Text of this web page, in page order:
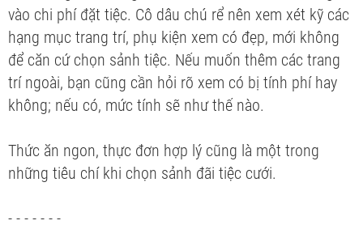
vào chi phí đặt tiệc. Cô dâu chú rể nên xem xét kỹ các
hạng mục trang trí, phụ kiện xem có đẹp, mới không
để căn cứ chọn sảnh tiệc. Nếu muốn thêm các trang
trí ngoài, bạn cũng cần hỏi rõ xem có bị tính phí hay
không; nếu có, mức tính sẽ như thế nào.
Thức ăn ngon, thực đơn hợp lý cũng là một trong
những tiêu chí khi chọn sảnh đãi tiệc cưới.
- - - - - - -